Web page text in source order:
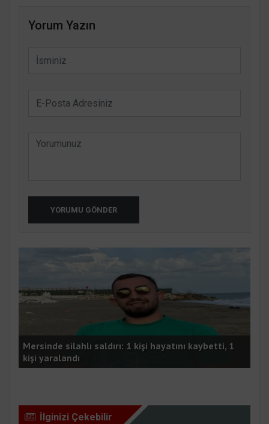
Yorum Yazın
YORUMU GÖNDER
Mersinde silahlı saldırı: 1 kişi hayatını kaybetti, 1
kişi yaralandı
İlginizi Çekebilir